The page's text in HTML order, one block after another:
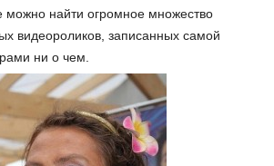
можно найти огромное множество
видеороликов, записанных самой
ни о чем.